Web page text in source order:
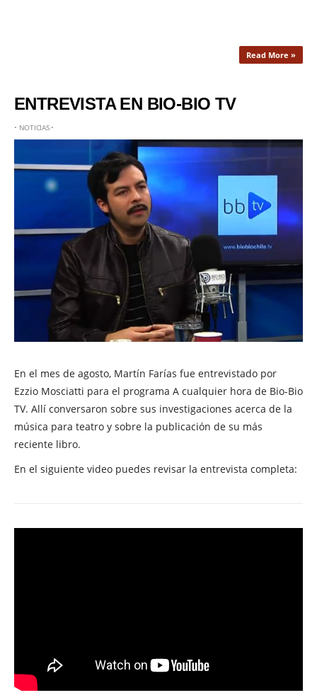
Read More »
ENTREVISTA EN BIO-BIO TV
• NOTICIAS•
En el mes de agosto, Martín Farías fue entrevistado por
Ezzio Mosciatti para el programa A cualquier hora de Bio-Bio
TV. Allí conversaron sobre sus investigaciones acerca de la
música para teatro y sobre la publicación de su más
reciente libro.
En el siguiente video puedes revisar la entrevista completa: